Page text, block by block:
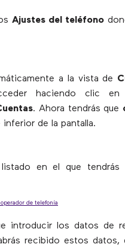
Ajustes del teléfono
a la vista de
haciendo clic
. Ahora tendrás que
inferior de la pantalla.
en el que tendrás
introducir los datos de
recibido estos datos,